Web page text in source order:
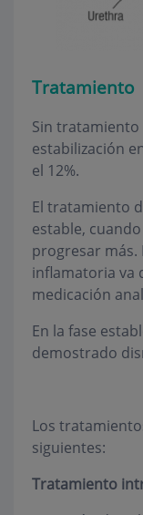
Tratamiento
Sin tratamiento
estabilización
el 12%.
El tratamiento
estable,
progresar más.
inflamatoria va
medicación
En la fase
demostrado
Los
siguientes:
Tratamiento